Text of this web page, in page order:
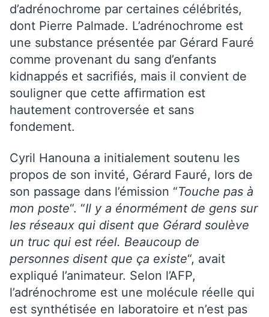
d’adrénochrome par certaines célébrités,
dont Pierre Palmade. L’adrénochrome est
une substance présentée par Gérard Fauré
comme provenant du sang d’enfants
kidnappés et sacrifiés, mais il convient de
souligner que cette affirmation est
hautement controversée et sans
fondement.
Cyril Hanouna a initialement soutenu les
propos de son invité, Gérard Fauré, lors de
son passage dans l’émission “Touche pas à
mon poste“. “Il y a énormément de gens sur
les réseaux qui disent que Gérard soulève
un truc qui est réel. Beaucoup de
personnes disent que ça existe“, avait
expliqué l’animateur. Selon l’AFP,
l’adrénochrome est une molécule réelle qui
est synthétisée en laboratoire et n’est pas